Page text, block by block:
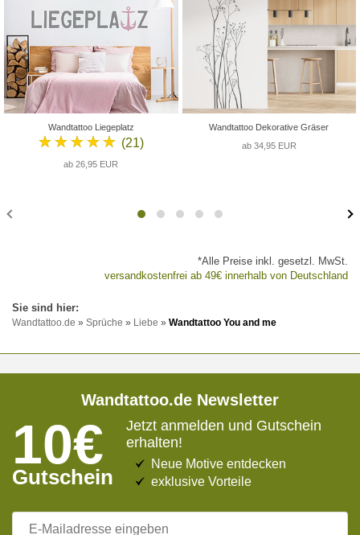
Wandtattoo Liegeplatz
★★★★★ (21)
ab 26,95 EUR
Wandtattoo Dekorative Gräser
ab 34,95 EUR
*Alle Preise inkl. gesetzl. MwSt.
versandkostenfrei ab 49€ innerhalb von Deutschland
Wandtattoo.de » Sprüche » Liebe » Wandtattoo You and me
Wandtattoo.de Newsletter
10€
Gutschein
Jetzt anmelden und Gutschein
erhalten!
Neue Motive entdecken
exklusive Vorteile